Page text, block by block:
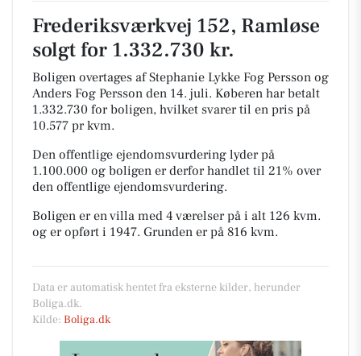
Frederiksværkvej 152, Ramløse
solgt for 1.332.730 kr.
Boligen overtages af Stephanie Lykke Fog Persson og
Anders Fog Persson den 14. juli. Køberen har betalt
1.332.730 for boligen, hvilket svarer til en pris på
10.577 pr kvm.
Den offentlige ejendomsvurdering lyder på
1.100.000 og boligen er derfor handlet til 21% over
den offentlige ejendomsvurdering.
Boligen er en villa med 4 værelser på i alt 126 kvm.
og er opført i 1947. Grunden er på 816 kvm.
Data er automatisk hentet fra eksterne kilder, herunder
Boliga.dk.
Kilde: Boliga.dk